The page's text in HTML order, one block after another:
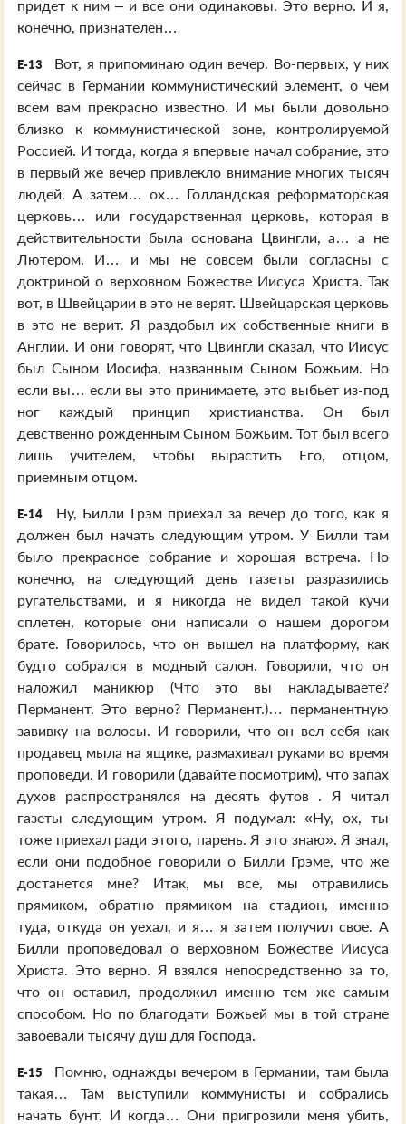
придет к ним – и все они одинаковы. Это верно. И я,
конечно, признателен…
E-13
Вот, я припоминаю один вечер. Во-первых, у них
сейчас в Германии коммунистический элемент, о чем
всем вам прекрасно известно. И мы были довольно
близко к коммунистической зоне, контролируемой
Россией. И тогда, когда я впервые начал собрание, это
в первый же вечер привлекло внимание многих тысяч
людей. А затем… ох… Голландская реформаторская
церковь… или государственная церковь, которая в
действительности была основана Цвингли, а… а не
Лютером. И… и мы не совсем были согласны с
доктриной о верховном Божестве Иисуса Христа. Так
вот, в Швейцарии в это не верят. Швейцарская церковь
в это не верит. Я раздобыл их собственные книги в
Англии. И они говорят, что Цвингли сказал, что Иисус
был Сыном Иосифа, названным Сыном Божьим. Но
если вы… если вы это принимаете, это выбьет из-под
ног каждый принцип христианства. Он был
девственно рожденным Сыном Божьим. Тот был всего
лишь учителем, чтобы вырастить Его, отцом,
приемным отцом.
E-14
Ну, Билли Грэм приехал за вечер до того, как я
должен был начать следующим утром. У Билли там
было прекрасное собрание и хорошая встреча. Но
конечно, на следующий день газеты разразились
ругательствами, и я никогда не видел такой кучи
сплетен, которые они написали о нашем дорогом
брате. Говорилось, что он вышел на платформу, как
будто собрался в модный салон. Говорили, что он
наложил маникюр (Что это вы накладываете?
Перманент. Это верно? Перманент.)… перманентную
завивку на волосы. И говорили, что он вел себя как
продавец мыла на ящике, размахивал руками во время
проповеди. И говорили (давайте посмотрим), что запах
духов распространялся на десять футов . Я читал
газеты следующим утром. Я подумал: «Ну, ох, ты
тоже приехал ради этого, парень. Я это знаю». Я знал,
если они подобное говорили о Билли Грэме, что же
достанется мне? Итак, мы все, мы отравились
прямиком, обратно прямиком на стадион, именно
туда, откуда он уехал, и я… я затем получил свое. А
Билли проповедовал о верховном Божестве Иисуса
Христа. Это верно. Я взялся непосредственно за то,
что он оставил, продолжил именно тем же самым
способом. Но по благодати Божьей мы в той стране
завоевали тысячу душ для Господа.
E-15
Помню, однажды вечером в Германии, там была
такая… Там выступили коммунисты и собрались
начать бунт. И когда… Они пригрозили меня убить,